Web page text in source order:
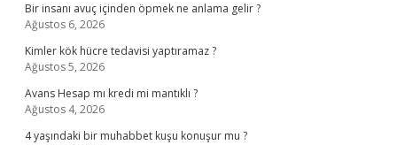
Bir insanı avuç içinden öpmek ne anlama gelir ?
Ağustos 6, 2026
Kimler kök hücre tedavisi yaptıramaz ?
Ağustos 5, 2026
Avans Hesap mı kredi mi mantıklı ?
Ağustos 4, 2026
4 yaşındaki bir muhabbet kuşu konuşur mu ?